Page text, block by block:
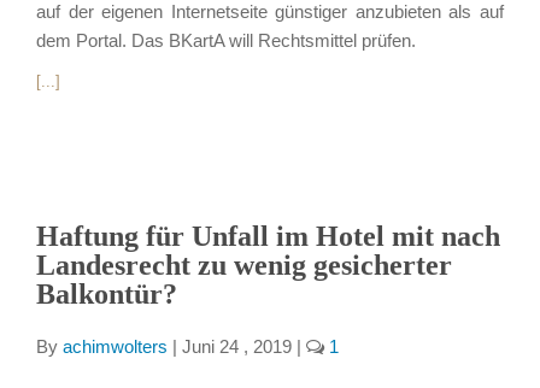
auf der eigenen Internetseite günstiger anzubieten als auf
dem Portal. Das BKartA will Rechtsmittel prüfen.
[...]
Haftung für Unfall im Hotel mit nach
Landesrecht zu wenig gesicherter
Balkontür?
By achimwolters | Juni 24 , 2019 | 1